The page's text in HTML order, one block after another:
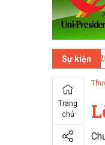
Sự kiện
London,
Trang
chủ